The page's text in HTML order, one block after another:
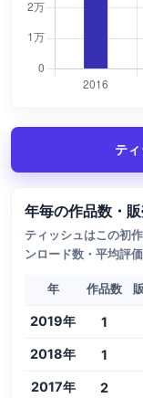
テ
年毎の作品数・
ティッシュはこの初
ンロード数・平均評価
年 作品数
2019年 1
2018年 1
2017年 2